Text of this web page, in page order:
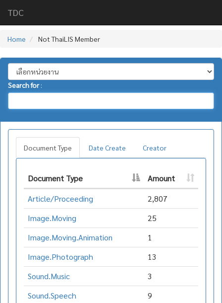
TDC
Home Not ThaiLIS Member
Search for:
Document Type Date Create Creator
Document Type
Amount
Article/Proceeding
2,807
Image.Moving
25
Image.Moving.Animation
1
Image.Photograph
13
Sound.Music
3
Sound.Speech
9